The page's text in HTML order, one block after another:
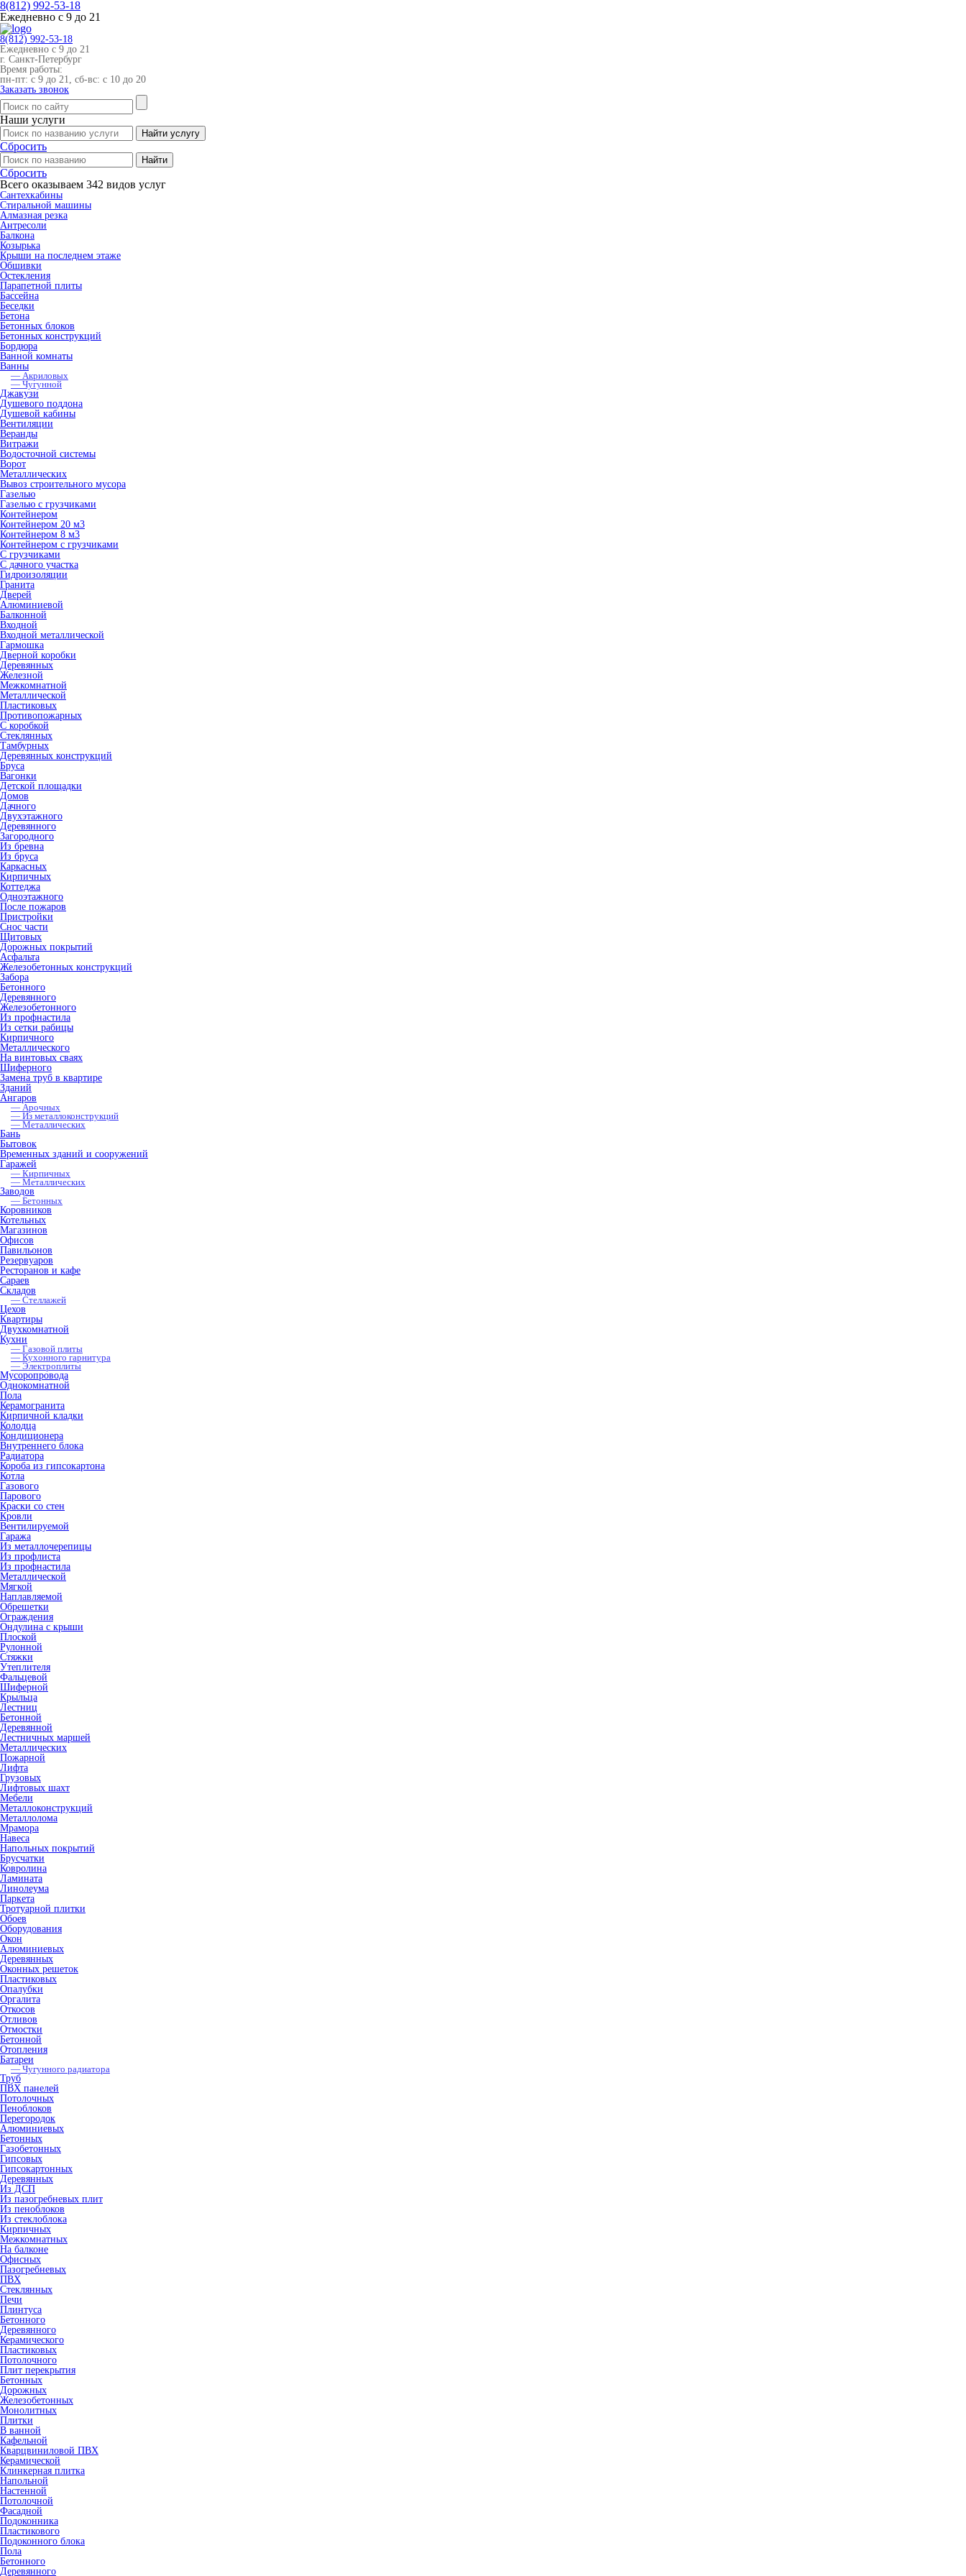
8(812) 992-53-18
Ежедневно с 9 до 21
8(812) 992-53-18
Ежедневно с 9 до 21
г. Санкт-Петербург
Время работы:
пн-пт: с 9 до 21, сб-вс: с 10 до 20
Заказать звонок
Наши услуги
Сбросить
Сбросить
Всего оказываем 342 видов услуг
Cантехкабины
Cтиральной машины
Алмазная резка
Антресоли
Балкона
Козырька
Крыши на последнем этаже
Обшивки
Остекления
Парапетной плиты
Бассейна
Беседки
Бетона
Бетонных блоков
Бетонных конструкций
Бордюра
Ванной комнаты
Ванны
— Акриловых
— Чугунной
Джакузи
Душевого поддона
Душевой кабины
Вентиляции
Веранды
Витражи
Водосточной системы
Ворот
Металлических
Вывоз строительного мусора
Газелью
Газелью с грузчиками
Контейнером
Контейнером 20 м3
Контейнером 8 м3
Контейнером с грузчиками
С грузчиками
С дачного участка
Гидроизоляции
Гранита
Дверей
Алюминиевой
Балконной
Входной
Входной металлической
Гармошка
Дверной коробки
Деревянных
Железной
Межкомнатной
Металлической
Пластиковых
Противопожарных
С коробкой
Стеклянных
Тамбурных
Деревянных конструкций
Бруса
Вагонки
Детской площадки
Домов
Дачного
Двухэтажного
Деревянного
Загородного
Из бревна
Из бруса
Каркасных
Кирпичных
Коттеджа
Одноэтажного
После пожаров
Пристройки
Снос части
Щитовых
Дорожных покрытий
Асфальта
Железобетонных конструкций
Забора
Бетонного
Деревянного
Железобетонного
Из профнастила
Из сетки рабицы
Кирпичного
Металлического
На винтовых сваях
Шиферного
Замена труб в квартире
Зданий
Ангаров
— Арочных
— Из металлоконструкций
— Металлических
Бань
Бытовок
Временных зданий и сооружений
Гаражей
— Кирпичных
— Металлических
Заводов
— Бетонных
Коровников
Котельных
Магазинов
Офисов
Павильонов
Резервуаров
Ресторанов и кафе
Сараев
Складов
— Стеллажей
Цехов
Квартиры
Двухкомнатной
Кухни
— Газовой плиты
— Кухонного гарнитура
— Электроплиты
Мусоропровода
Однокомнатной
Пола
Керамогранита
Кирпичной кладки
Колодца
Кондиционера
Внутреннего блока
Радиатора
Короба из гипсокартона
Котла
Газового
Парового
Краски со стен
Кровли
Вентилируемой
Гаража
Из металлочерепицы
Из профлиста
Из профнастила
Металлической
Мягкой
Наплавляемой
Обрешетки
Ограждения
Ондулина с крыши
Плоской
Рулонной
Стяжки
Утеплителя
Фальцевой
Шиферной
Крыльца
Лестниц
Бетонной
Деревянной
Лестничных маршей
Металлических
Пожарной
Лифта
Грузовых
Лифтовых шахт
Мебели
Металлоконструкций
Металлолома
Мрамора
Навеса
Напольных покрытий
Брусчатки
Ковролина
Ламината
Линолеума
Паркета
Тротуарной плитки
Обоев
Оборудования
Окон
Алюминиевых
Деревянных
Оконных решеток
Пластиковых
Опалубки
Оргалита
Откосов
Отливов
Отмостки
Бетонной
Отопления
Батареи
— Чугунного радиатора
Труб
ПВХ панелей
Потолочных
Пеноблоков
Перегородок
Алюминиевых
Бетонных
Газобетонных
Гипсовых
Гипсокартонных
Деревянных
Из ДСП
Из пазогребневых плит
Из пеноблоков
Из стеклоблока
Кирпичных
Межкомнатных
На балконе
Офисных
Пазогребневых
ПВХ
Стеклянных
Печи
Плинтуса
Бетонного
Деревянного
Керамического
Пластиковых
Потолочного
Плит перекрытия
Бетонных
Дорожных
Железобетонных
Монолитных
Плитки
В ванной
Кафельной
Кварцвиниловой ПВХ
Керамической
Клинкерная плитка
Напольной
Настенной
Потолочной
Фасадной
Подоконника
Пластикового
Подоконного блока
Пола
Бетонного
Деревянного